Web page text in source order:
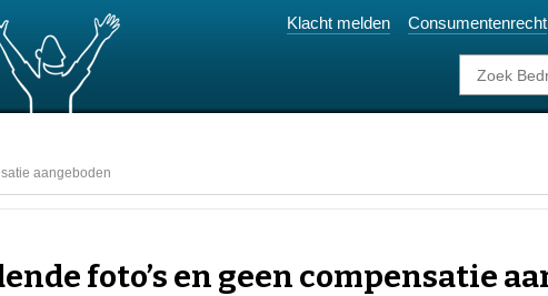
Klacht melden Consumentenrecht
aangeboden
foto’s en geen compensatie